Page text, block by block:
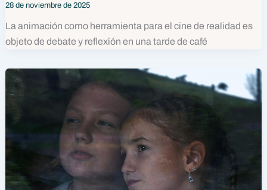
28 de noviembre de 2025
La animación como herramienta para el cine de realidad es
objeto de debate y reflexión en una tarde de café